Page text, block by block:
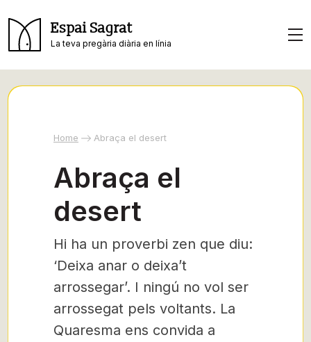
Espai Sagrat
La teva pregària diària en línia
Home Abraça el desert
Abraça el
desert
Hi ha un proverbi zen que diu:
‘Deixa anar o deixa’t
arrossegar’. I ningú no vol ser
arrossegat pels voltants. La
Quaresma ens convida a